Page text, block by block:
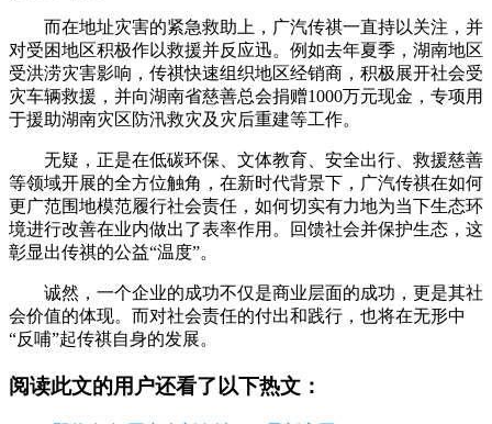
而在地址灾害的紧急救助上，广汽传祺一直持以关注，并
对受困地区积极作以救援并反应迅。例如去年夏季，湖南地区
受洪涝灾害影响，传祺快速组织地区经销商，积极展开社会受
灾车辆救援，并向湖南省慈善总会捐赠1000万元现金，专项用
于援助湖南灾区防汛救灾及灾后重建等工作。
无疑，正是在低碳环保、文体教育、安全出行、救援慈善
等领域开展的全方位触角，在新时代背景下，广汽传祺在如何
更广范围地模范履行社会责任，如何切实有力地为当下生态环
境进行改善在业内做出了表率作用。回馈社会并保护生态，这
彰显出传祺的公益“温度”。
诚然，一个企业的成功不仅是商业层面的成功，更是其社
会价值的体现。而对社会责任的付出和践行，也将在无形中
“反哺”起传祺自身的发展。
阅读此文的用户还看了以下热文：